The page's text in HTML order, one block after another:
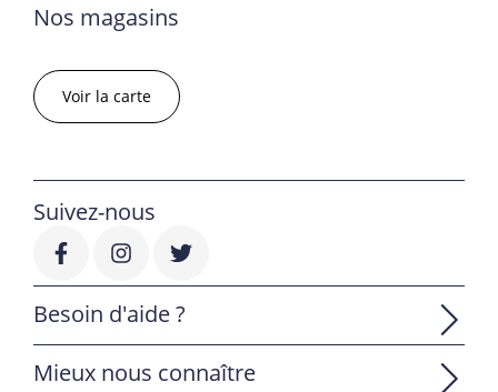
Nos magasins
Voir la carte
Suivez-nous
Besoin d'aide ?
Mieux nous connaître